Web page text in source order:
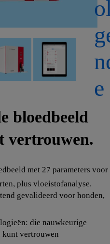
e
bloedbeeld
vertrouwen.
met 27 parameters voor
plus vloeistofanalyse.
gevalideerd voor honden,
die nauwkeurige
kunt vertrouwen